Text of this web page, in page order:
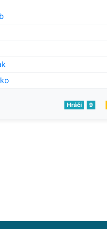
Hráči 9